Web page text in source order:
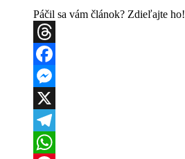
Páčil sa vám článok? Zdieľajte ho!
Threads
Facebook
Messenger
X
Telegram